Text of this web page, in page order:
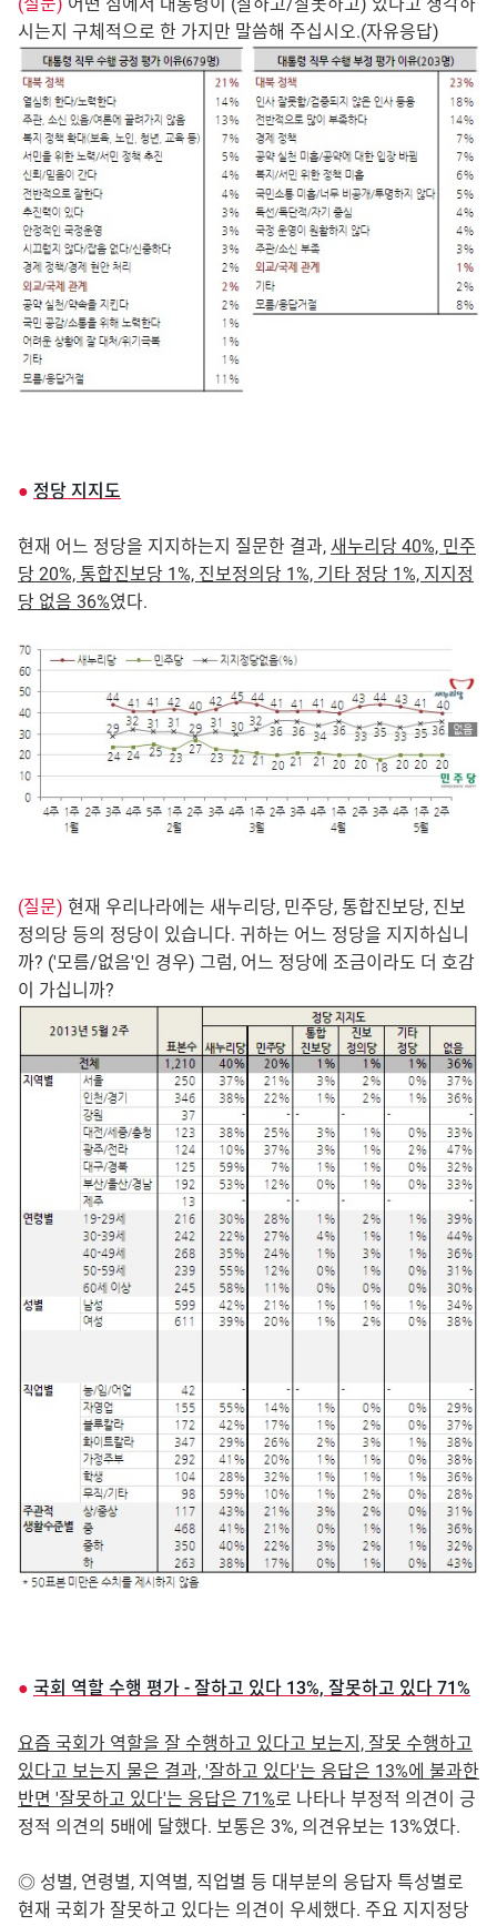
시는지 구체적으로 한 가지만 말씀해 주십시오.(자유응답)
● 정당 지지도
현재 어느 정당을 지지하는지 질문한 결과, 새누리당 40%, 민주
당 20%, 통합진보당 1%, 진보정의당 1%, 기타 정당 1%, 지지정
당 없음 36%였다.
(질문) 현재 우리나라에는 새누리당, 민주당, 통합진보당, 진보
정의당 등의 정당이 있습니다. 귀하는 어느 정당을 지지하십니
까? ('모름/없음'인 경우) 그럼, 어느 정당에 조금이라도 더 호감
이 가십니까?
● 국회 역할 수행 평가 - 잘하고 있다 13%, 잘못하고 있다 71%
요즘 국회가 역할을 잘 수행하고 있다고 보는지, 잘못 수행하고
있다고 보는지 물은 결과, '잘하고 있다'는 응답은 13%에 불과한
반면 '잘못하고 있다'는 응답은 71%로 나타나 부정적 의견이 긍
정적 의견의 5배에 달했다. 보통은 3%, 의견유보는 13%였다.
◎ 성별, 연령별, 지역별, 직업별 등 대부분의 응답자 특성별로
현재 국회가 잘못하고 있다는 의견이 우세했다. 주요 지지정당